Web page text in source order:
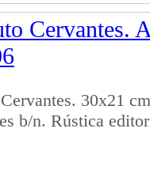
Cervantes.
30x21
b/n. Rústica